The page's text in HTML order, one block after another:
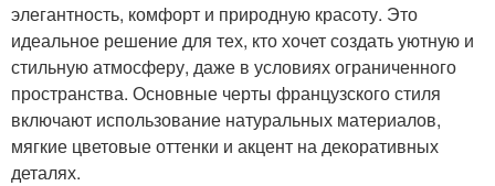
элегантность, комфорт и природную красоту. Это
идеальное решение для тех, кто хочет создать уютную и
стильную атмосферу, даже в условиях ограниченного
пространства. Основные черты французского стиля
включают использование натуральных материалов,
мягкие цветовые оттенки и акцент на декоративных
деталях.